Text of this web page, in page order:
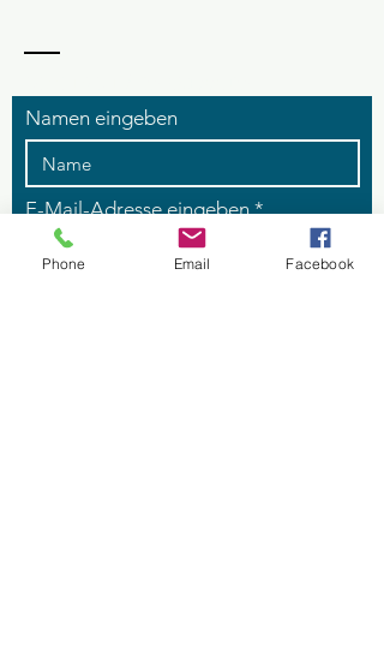
Namen eingeben
E-Mail-Adresse eingeben
Phone Email Facebook